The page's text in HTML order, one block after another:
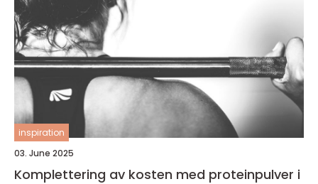
inspiration
03. June 2025
Komplettering av kosten med proteinpulver i